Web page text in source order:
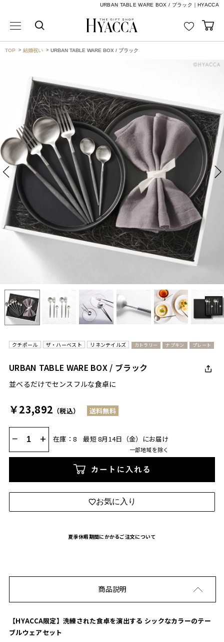
URBAN TABLE WARE BOX / ブラック｜HYACCA
TOP 結婚祝い URBAN TABLE WARE BOX / ブラック
クチポール ザ・ハーベスト リネンテイルズ カトラリー ナプキン プレート
URBAN TABLE WARE BOX / ブラック
並べるだけでセンスフルな食卓に
￥23,892 （税込） 送料無料
− + 在庫：8 最短 8月14日（金）にお届け
一部地域を除く
カートに入れる
お気に入り
夏季休暇期間にかかるご注文について
商品説明
【HYACCA限定】洗練された食卓を演出する シックなカラーのテー
ブルウェアセット